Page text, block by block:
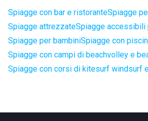
Spiagge con bar e ristoranteSpiagge
Spiagge attrezzateSpiagge accessibili
Spiagge per bambiniSpiagge con
Spiagge con campi di beachvolley e
Spiagge con corsi di kitesurf windsurf